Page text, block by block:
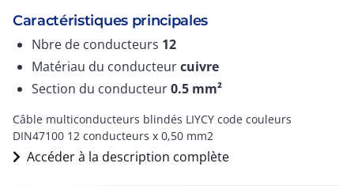
Caractéristiques principales
Nbre de conducteurs 12
Matériau du conducteurcuivre
Section du conducteur0.5 mm²
Câble multiconducteurs blindés LIYCY code couleurs
DIN47100 12 conducteurs x 0,50 mm2
Accéder à la description complète